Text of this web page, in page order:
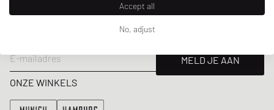
Ontvang 5% welkomstkorting en de laatste BSTN updates over
Raffles & New Arrivals. Schrijf je nu in!
E-mailadres
MELD JE AAN
ONZE WINKELS
Accept all
No, adjust